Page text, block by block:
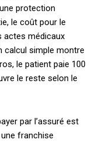
protection
le coût pour le
actes médicaux
calcul simple montre
le patient paie 100
le reste selon le
par l’assuré est
franchise